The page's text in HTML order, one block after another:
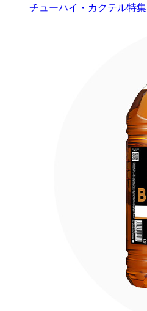
チューハイ・カクテル特集